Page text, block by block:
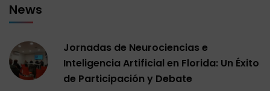
News
Jornadas de Neurociencias e
Inteligencia Artificial en Florida: Un Éxito
de Participación y Debate